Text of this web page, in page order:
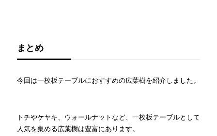
まとめ
今回は一枚板テーブルにおすすめの広葉樹を紹介しました。
トチやケヤキ、ウォールナットなど、一枚板テーブルとして
人気を集める広葉樹は豊富にあります。